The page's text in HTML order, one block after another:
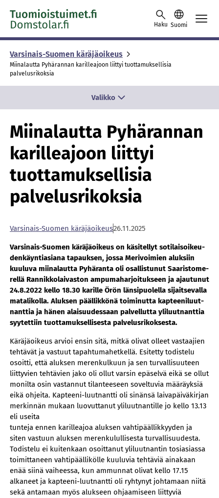
Skip to content -saavutettavuusohje
Haku Suomi
Varsinais-Suomen käräjäoikeus
Miinalautta Pyhärannan karilleajoon liittyi tuottamuksellisia
palvelusrikoksia
Valikko
Miinalautta Pyhärannan
karilleajoon liittyi
tuottamuksellisia
palvelusrikoksia
Var­si­nais-Suo­men kä­rä­jä­oi­keus26.11.2025
Var­si­nais-Suo­men kä­rä­jä­oi­keus on kä­si­tel­lyt so­ti­lai­soi­keu­
den­käyn­ti­asia­na ta­pauk­sen, jos­sa Me­ri­voi­mien aluk­siin
kuu­lu­va mii­na­laut­ta Py­hä­ran­ta oli osal­lis­tu­nut Saa­ris­to­me­
rel­lä Ran­nik­ko­lai­vas­ton am­pu­ma­har­joi­tuk­seen ja ajau­tu­nut
24.8.2022 kel­lo 18.30 ka­ril­le Örön län­si­puo­lel­la si­jait­se­val­la
ma­ta­li­kol­la. Aluk­sen pääl­lik­kö­nä toi­mi­nut­ta kap­tee­ni­luut­
nant­tia ja hä­nen alai­suu­des­saan pal­vel­lut­ta yli­luut­nant­tia
syy­tet­tiin tuot­ta­muk­sel­li­ses­ta pal­ve­lus­ri­kok­ses­ta.
Käräjäoikeus arvioi ensin sitä, mitkä olivat olleet vastaajien
tehtävät ja vastuut tapahtumahetkellä. Esitetty todistelu
osoitti, että aluksen merenkulkuun ja sen turvallisuuteen
liittyvien tehtävien jako oli ollut varsin epäselvä eikä se ollut
monilta osin vastannut tilanteeseen soveltuvia määräyksiä
eikä ohjeita. Kapteeni-luutnantti oli sinänsä laivapäiväkirjan
merkinnän mukaan luovuttanut yliluutnantille jo kello 13.13
eli useita
tunteja ennen karilleajoa aluksen vahtipäällikkyyden ja
siten vastuun aluksen merenkulullisesta turvallisuudesta.
Todistelu ei kuitenkaan osoittanut yliluutnantin tosiasiassa
toimittaneen vahtipäällikölle kuuluvia tehtäviä ainakaan
enää siinä vaiheessa, kun ammunnat olivat kello 17.15
alkaneet ja kapteeni-luutnantti oli ryhtynyt johtamaan niitä
sekä antamaan myös alukseen ohjaamiseen liittyviä